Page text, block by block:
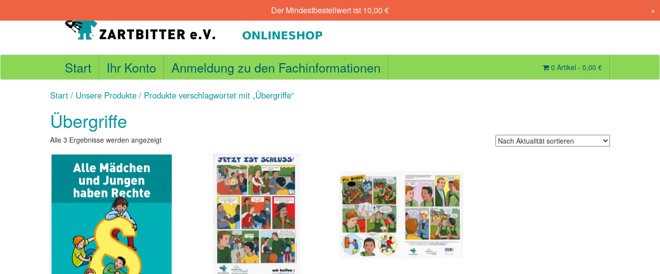
Start Ihr Konto Anmeldung zu den Fachinformationen 0 Artikel - 0,00 €
Start / Unsere Produkte / Produkte verschlagwortet mit „Übergriffe“
Übergriffe
Alle 3 Ergebnisse werden angezeigtNach
Der Mindestbestellwert ist 10,00 € ×